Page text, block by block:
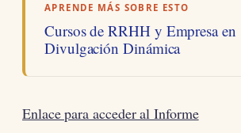
APRENDE MÁS SOBRE ESTO
Cursos de RRHH y Empresa en
Divulgación Dinámica
Enlace para acceder al Informe